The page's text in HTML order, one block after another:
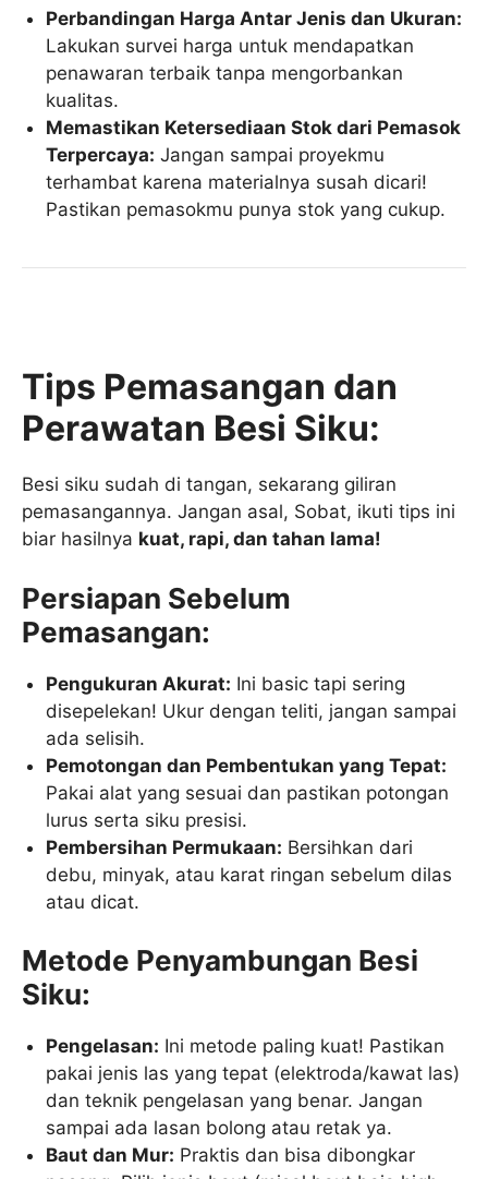
Perbandingan Harga Antar Jenis dan Ukuran:
Lakukan survei harga untuk mendapatkan
penawaran terbaik tanpa mengorbankan
kualitas.
Memastikan Ketersediaan Stok dari Pemasok
Terpercaya: Jangan sampai proyekmu
terhambat karena materialnya susah dicari!
Pastikan pemasokmu punya stok yang cukup.
Tips Pemasangan dan
Perawatan Besi Siku:
Besi siku sudah di tangan, sekarang giliran
pemasangannya. Jangan asal, Sobat, ikuti tips ini
biar hasilnya kuat, rapi, dan tahan lama!
Persiapan Sebelum
Pemasangan:
Pengukuran Akurat: Ini basic tapi sering
disepelekan! Ukur dengan teliti, jangan sampai
ada selisih.
Pemotongan dan Pembentukan yang Tepat:
Pakai alat yang sesuai dan pastikan potongan
lurus serta siku presisi.
Pembersihan Permukaan: Bersihkan dari
debu, minyak, atau karat ringan sebelum dilas
atau dicat.
Metode Penyambungan Besi
Siku:
Pengelasan: Ini metode paling kuat! Pastikan
pakai jenis las yang tepat (elektroda/kawat las)
dan teknik pengelasan yang benar. Jangan
sampai ada lasan bolong atau retak ya.
Baut dan Mur: Praktis dan bisa dibongkar